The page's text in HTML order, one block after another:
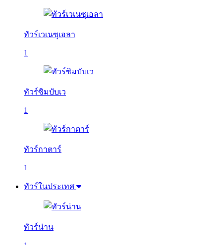
ทัวร์เวเนซุเอลา
1
ทัวร์ซิมบับเว
1
ทัวร์กาตาร์
1
ทัวร์ในประเทศ
ทัวร์น่าน